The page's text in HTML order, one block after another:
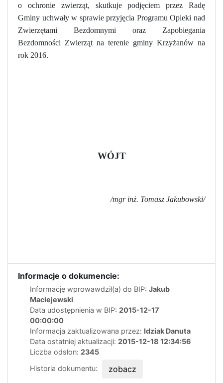
o ochronie zwierząt, skutkuje podjęciem przez Radę
Gminy uchwały w sprawie przyjęcia Programu Opieki nad
Zwierzętami Bezdomnymi oraz Zapobiegania
Bezdomności Zwierząt na terenie gminy Krzyżanów na
rok 2016.
WÓJT
/mgr inż. Tomasz Jakubowski/
Informacje o dokumencie:
Informację wprowawdził(a) do BIP: Jakub
Maciejewski
Data udostępnienia w BIP: 2015-12-17
00:00:00
Informacja zaktualizowana przez: Idziak Danuta
Data ostatniej aktualizacji: 2015-12-18 12:34:56
Liczba odsłon: 2345
Historia dokumentu:
zobacz